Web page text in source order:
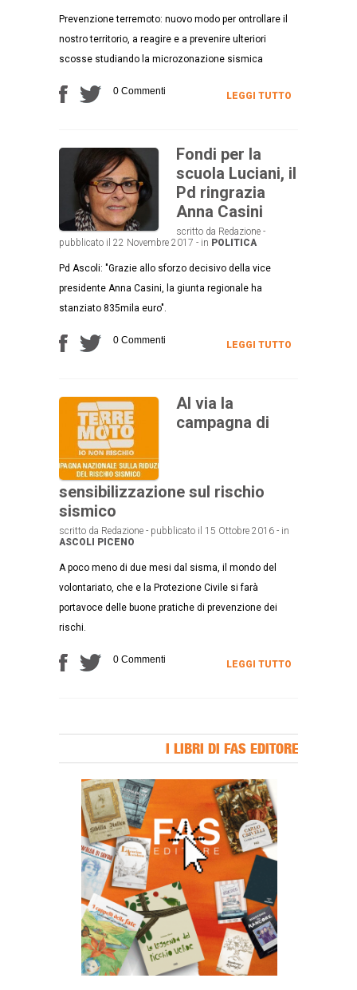
Prevenzione terremoto: nuovo modo per ontrollare il
nostro territorio, a reagire e a prevenire ulteriori
scosse studiando la microzonazione sismica
0 Commenti LEGGI TUTTO
Fondi per la
scuola Luciani, il
Pd ringrazia
Anna Casini
scritto da Redazione -
pubblicato il 22 Novembre 2017 - in POLITICA
Pd Ascoli: "Grazie allo sforzo decisivo della vice
presidente Anna Casini, la giunta regionale ha
stanziato 835mila euro".
0 Commenti LEGGI TUTTO
Al via la
campagna di
sensibilizzazione sul rischio
sismico
scritto da Redazione - pubblicato il 15 Ottobre 2016 - in
ASCOLI PICENO
A poco meno di due mesi dal sisma, il mondo del
volontariato, che e la Protezione Civile si farà
portavoce delle buone pratiche di prevenzione dei
rischi.
0 Commenti LEGGI TUTTO
I LIBRI DI FAS EDITORE